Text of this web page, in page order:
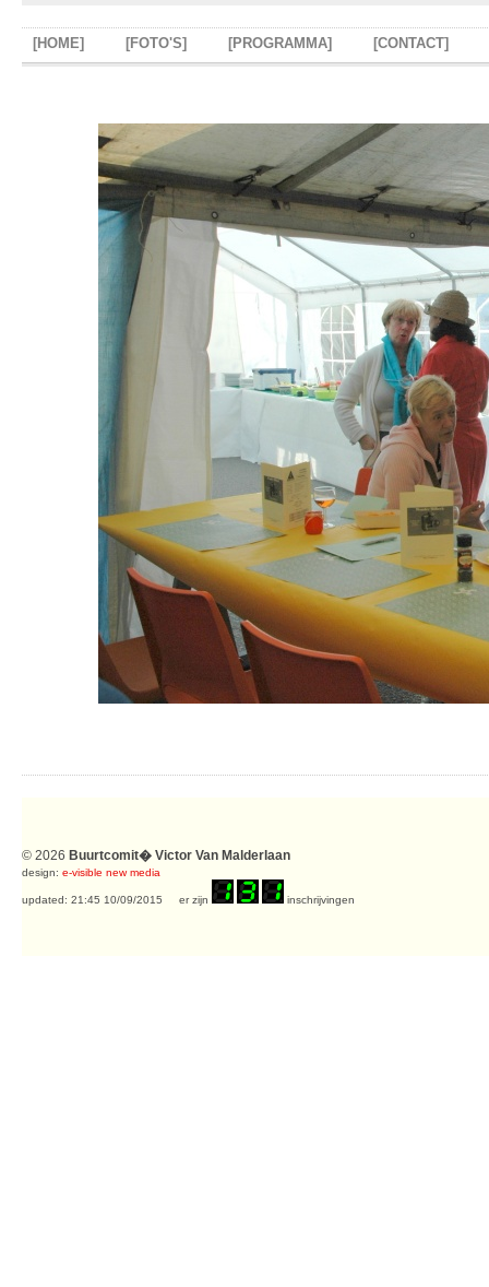
[HOME] [FOTO'S] [PROGRAMMA] [CONTACT]
© 2026 Buurtcomit� Victor Van Malderlaan
design: e-visible new media
updated: 21:45 10/09/2015 er zijn inschrijvingen